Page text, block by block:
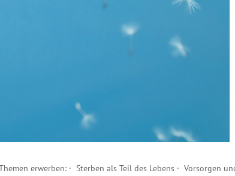
erwerben: · Sterben als Teil des Lebens · Vorsorgen